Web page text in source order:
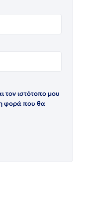
τον ιστότοπο μου
φορά που θα